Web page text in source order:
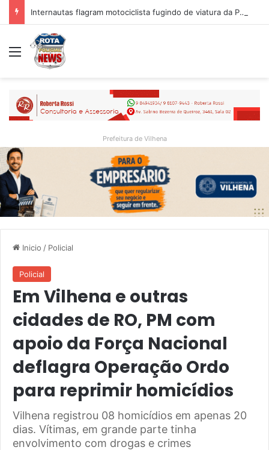
Internautas flagram motociclista fugindo de viatura da PM em Vilhena/RO
Menu
Prefeitura de Vilhena
Inicio / Policial
Policial
Em Vilhena e outras
cidades de RO, PM com
apoio da Força Nacional
deflagra Operação Ordo
para reprimir homicídios
Vilhena registrou 08 homicídios em apenas 20
dias. Vítimas, em grande parte tinha
envolvimento com drogas e crimes